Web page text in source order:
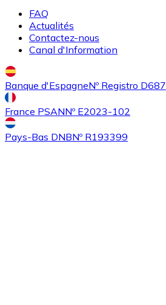
FAQ
Actualités
Contactez-nous
Canal d'Information
Banque d'EspagneNº Registro D687
France PSANNº E2023-102
Pays-Bas DNBNº R193399